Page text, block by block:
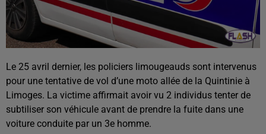
Le 25 avril dernier, les policiers limougeauds sont intervenus
pour une tentative de vol d’une moto allée de la Quintinie à
Limoges. La victime affirmait avoir vu 2 individus tenter de
subtiliser son véhicule avant de prendre la fuite dans une
voiture conduite par un 3e homme.